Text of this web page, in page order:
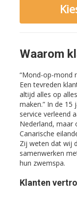
Waarom
“Mond-op-mond
Een tevreden
altijd alles op
maken.” In de
service verleend
Nederland, maar
Canarische
Zij weten dat wij
samenwerken
hun zwemspa.
Klanten